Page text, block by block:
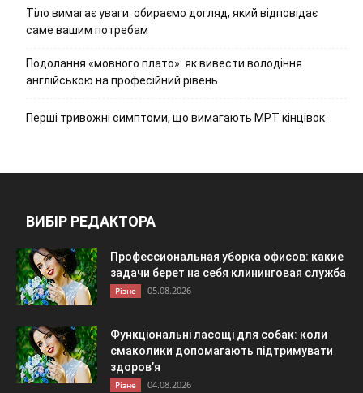
Тіло вимагає уваги: обираємо догляд, який відповідає
саме вашим потребам
Подолання «мовного плато»: як вивести володіння
англійською на професійний рівень
Перші тривожні симптоми, що вимагають МРТ кінцівок
ВИБІР РЕДАКТОРА
Профессиональная уборка офисов: какие
задачи берет на себя клининговая служба
Різне 05.08.2026
Функціональні ласощі для собак: коли
смаколики допомагають підтримувати
здоров’я
Різне 04.08.2026